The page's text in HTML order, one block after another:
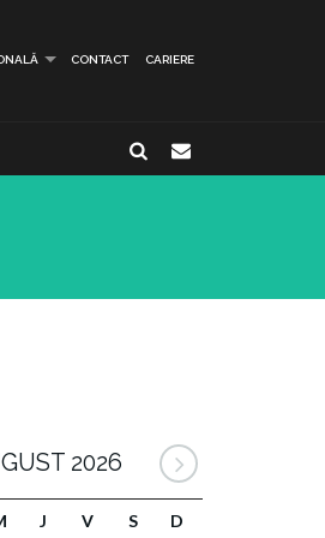
CONTACT CARIERE
2026
J V S D